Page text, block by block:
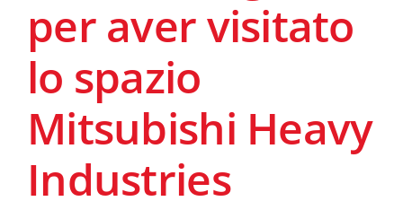
Progettisti
News
per aver visitato
lo spazio
Mitsubishi Heavy
Industries